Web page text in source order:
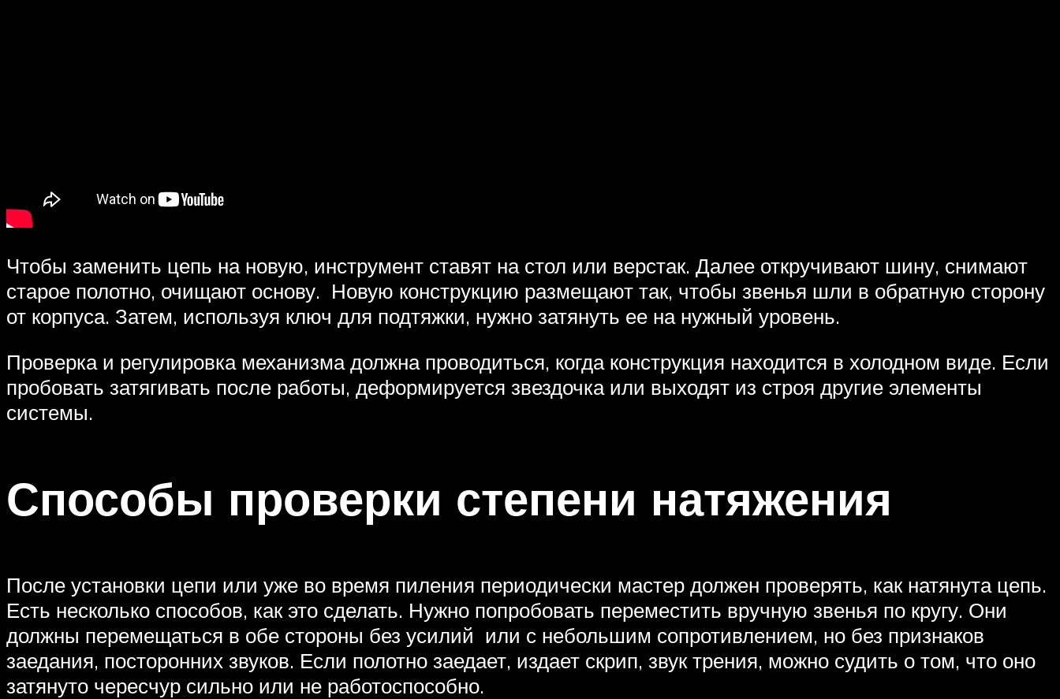
Чтобы заменить цепь на новую, инструмент ставят на стол или верстак. Далее откручивают шину, снимают
старое полотно, очищают основу. Новую конструкцию размещают так, чтобы звенья шли в обратную сторону
от корпуса. Затем, используя ключ для подтяжки, нужно затянуть ее на нужный уровень.
Проверка и регулировка механизма должна проводиться, когда конструкция находится в холодном виде. Если
пробовать затягивать после работы, деформируется звездочка или выходят из строя другие элементы
системы.
Способы проверки степени натяжения
После установки цепи или уже во время пиления периодически мастер должен проверять, как натянута цепь.
Есть несколько способов, как это сделать. Нужно попробовать переместить вручную звенья по кругу. Они
должны перемещаться в обе стороны без усилий или с небольшим сопротивлением, но без признаков
заедания, посторонних звуков. Если полотно заедает, издает скрип, звук трения, можно судить о том, что оно
затянуто чересчур сильно или не работоспособно.